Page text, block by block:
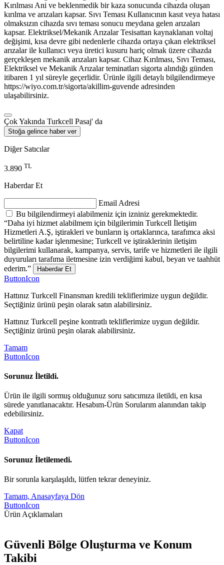
Kırılması Ani ve beklenmedik bir kaza sonucunda cihazda oluşan
kırılma ve arızaları kapsar. Sıvı Teması Kullanıcının kasıt veya hatası
olmaksızın cihazda sıvı teması sonucu meydana gelen arızaları
kapsar. Elektriksel/Mekanik Arızalar Tesisattan kaynaklanan voltaj
değişimi, kısa devre gibi nedenlerle cihazda ortaya çıkan elektriksel
arızalar ile kullanıcı veya üretici kusuru hariç olmak üzere cihazda
gerçekleşen mekanik arızaları kapsar. Cihaz Kırılması, Sıvı Teması,
Elektriksel ve Mekanik Arızalar teminatları sigorta alındığı günden
itibaren 1 yıl süreyle geçerlidir. Ürünle ilgili detaylı bilgilendirmeye
https://wiyo.com.tr/sigorta/akillim-guvende adresinden
ulaşabilirsiniz.
Çok Yakında Turkcell Pasaj' da
Stoğa gelince haber ver
Diğer Satıcılar
3.890 TL
Haberdar Et
Email Adresi
Bu bilgilendirmeyi alabilmeniz için izniniz gerekmektedir.
“Daha iyi hizmet alabilmem için bilgilerimin Turkcell İletişim
Hizmetleri A.Ş, iştirakleri ve bunların iş ortaklarınca, tarafımca aksi
belirtiline kadar işlenmesine; Turkcell ve iştiraklerinin iletişim
bilgilerimi kullanarak, kampanya, servis, tarife ve hizmetleri ile ilgili
duyuruları tarafıma iletmesine izin verdiğimi kabul, beyan ve taahhüt
ederim.”
Haberdar Et
ButtonIcon
Hattınız Turkcell Finansman kredili tekliflerimize uygun değildir.
Seçtiğiniz ürünü peşin olarak satın alabilirsiniz.
Hattınız Turkcell peşine kontratlı tekliflerimize uygun değildir.
Seçtiğiniz ürünü peşin olarak alabilirsiniz.
Tamam
ButtonIcon
Sorunuz İletildi.
Ürün ile ilgili sormuş olduğunuz soru satıcımıza iletildi, en kısa
sürede yanıtlanacaktır. Hesabım-Ürün Sorularım alanından takip
edebilirsiniz.
Kapat
ButtonIcon
Sorunuz İletilemedi.
Bir sorunla karşılaşıldı, lütfen tekrar deneyiniz.
Tamam, Anasayfaya Dön
ButtonIcon
Ürün Açıklamaları
Güvenli Bölge Oluşturma ve Konum
Takibi